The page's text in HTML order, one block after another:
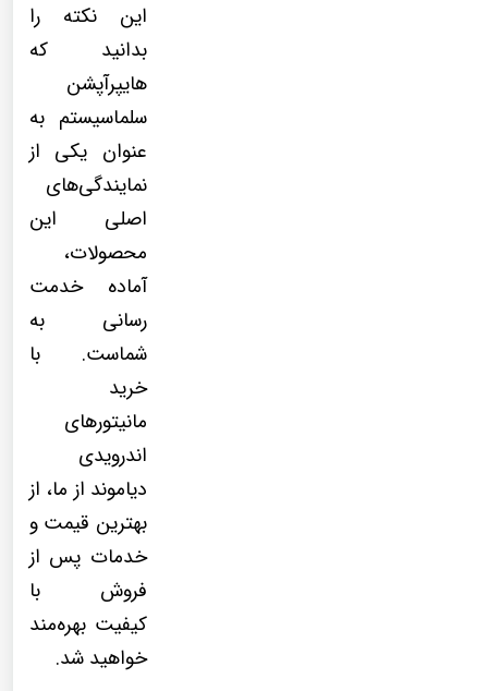
این نکته را
بدانید که
هایپرآپشن
سلماسیستم به
عنوان یکی از
نمایندگی‌های
اصلی این
محصولات،
آماده خدمت
رسانی به
شماست. با
خرید
مانیتورهای
اندرویدی
دیاموند از ما، از
بهترین قیمت و
خدمات پس از
فروش با
کیفیت بهره‌مند
خواهید شد.